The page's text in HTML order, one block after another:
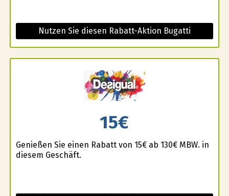
Nutzen Sie diesen Rabatt-Aktion Bugatti
15€
Genießen Sie einen Rabatt von 15€ ab 130€ MBW. in
diesem Geschäft.